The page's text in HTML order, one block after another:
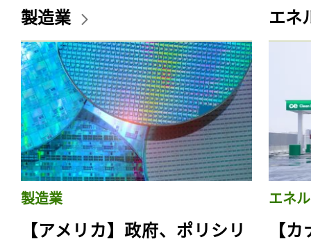
製造業
製造業
【アメリカ】政府、ポリシリ
エネ
エネ
【